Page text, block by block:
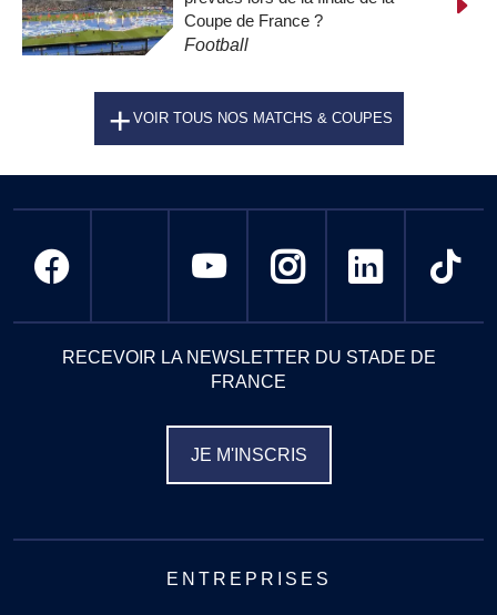
Coupe de France ?
Football
VOIR TOUS NOS MATCHS & COUPES
RECEVOIR LA NEWSLETTER DU STADE DE
FRANCE
JE M'INSCRIS
ENTREPRISES